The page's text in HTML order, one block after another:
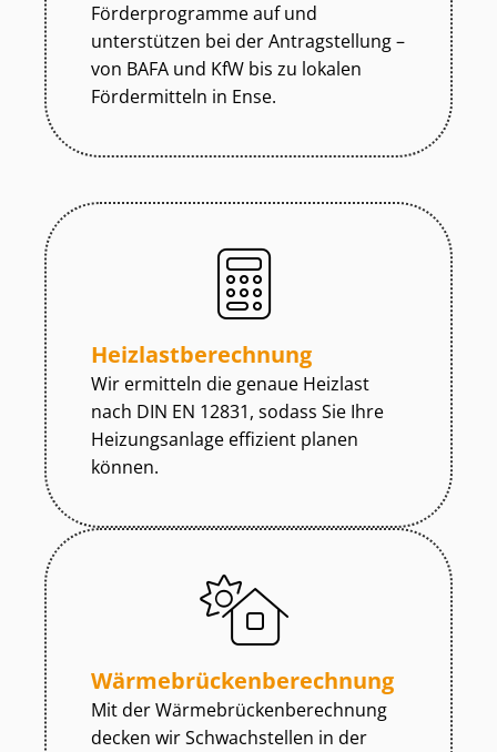
Förderprogramme auf und
unterstützen bei der Antragstellung –
von BAFA und KfW bis zu lokalen
Fördermitteln in Ense.
Heiz­last­be­rech­nung
Wir ermitteln die genaue Heizlast
nach DIN EN 12831, sodass Sie Ihre
Heizungsanlage effizient planen
können.
Wär­me­brü­cken­be­rech­nung
Mit der Wär­me­brü­cken­be­rech­nung
decken wir Schwachstellen in der